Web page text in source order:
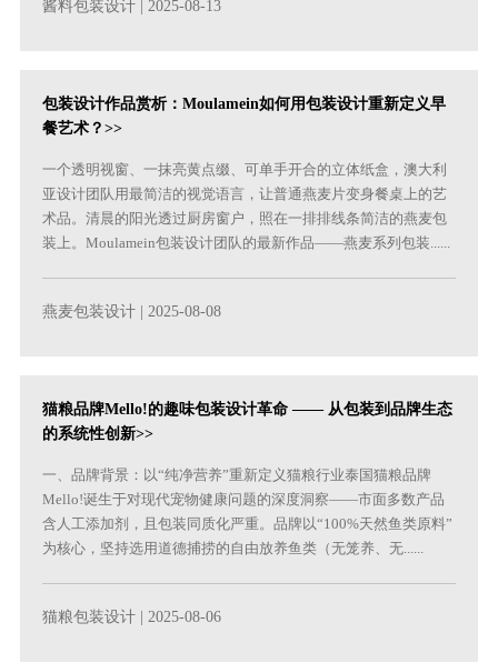
酱料包装设计 | 2025-08-13
包装设计作品赏析：Moulamein如何用包装设计重新定义早
餐艺术？>>
一个透明视窗、一抹亮黄点缀、可单手开合的立体纸盒，澳大利
亚设计团队用最简洁的视觉语言，让普通燕麦片变身餐桌上的艺
术品。清晨的阳光透过厨房窗户，照在一排排线条简洁的燕麦包
装上。Moulamein包装设计团队的最新作品——燕麦系列包装......
燕麦包装设计 | 2025-08-08
猫粮品牌Mello!的趣味包装设计革命 —— 从包装到品牌生态
的系统性创新>>
一、品牌背景：以“纯净营养”重新定义猫粮行业泰国猫粮品牌
Mello!诞生于对现代宠物健康问题的深度洞察——市面多数产品
含人工添加剂，且包装同质化严重。品牌以“100%天然鱼类原料”
为核心，坚持选用道德捕捞的自由放养鱼类（无笼养、无......
猫粮包装设计 | 2025-08-06